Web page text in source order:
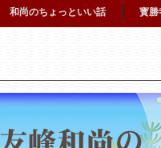
和尚のちょっといい話 寳勝